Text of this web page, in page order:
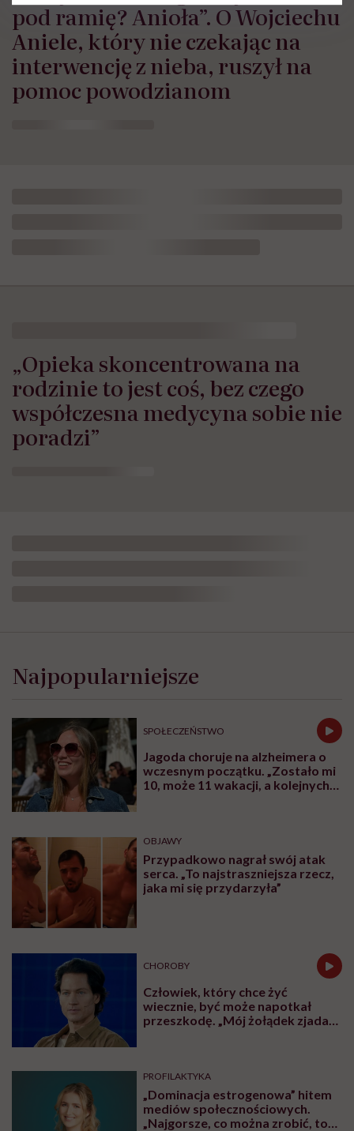
pod ramię? Anioła”. O Wojciechu
Aniele, który nie czekając na
interwencję z nieba, ruszył na
pomoc powodzianom
„Opieka skoncentrowana na
rodzinie to jest coś, bez czego
współczesna medycyna sobie nie
poradzi”
Najpopularniejsze
SPOŁECZEŃSTWO
Jagoda choruje na alzheimera o
wczesnym początku. „Zostało mi
10, może 11 wakacji, a kolejnych
OBJAWY
Przypadkowo nagrał swój atak
serca. „To najstraszniejsza rzecz,
jaka mi się przydarzyła”
CHOROBY
Człowiek, który chce żyć
wiecznie, być może napotkał
przeszkodę. „Mój żołądek zjada
PROFILAKTYKA
„Dominacja estrogenowa” hitem
mediów społecznościowych.
„Najgorsze, co można zrobić, to